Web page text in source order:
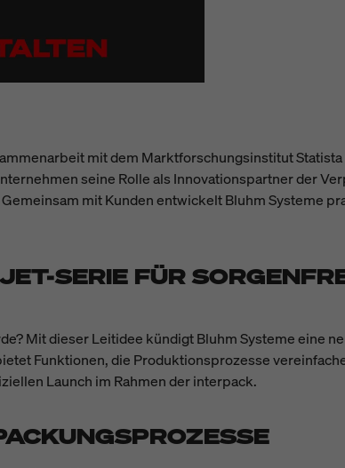
mit dem Marktforschungsinstitut
seine Rolle als Innovationspartner der
mit Kunden entwickelt Bluhm Systeme
SERIE FÜR
Mit dieser Leitidee kündigt Bluhm Systeme eine
Funktionen, die Produktionsprozesse
Launch im Rahmen der interpack.